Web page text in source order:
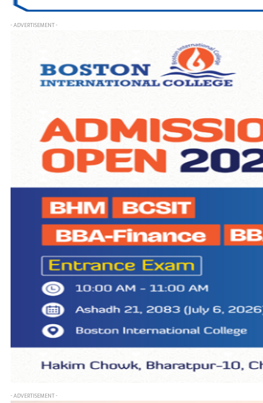
- ADVERTISEMENT -
- ADVERTISEMENT -